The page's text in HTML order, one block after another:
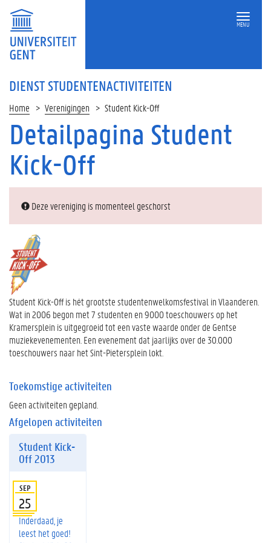
MENU
DIENST STUDENTENACTIVITEITEN
Home Verenigingen Student Kick-Off
Detailpagina Student
Kick-Off
Deze vereniging is momenteel geschorst
Student Kick-Off is hét grootste studentenwelkomsfestival in Vlaanderen.
Wat in 2006 begon met 7 studenten en 9000 toeschouwers op het
Kramersplein is uitgegroeid tot een vaste waarde onder de Gentse
muziekevenementen. Een evenement dat jaarlijks over de 30.000
toeschouwers naar het Sint-Pietersplein lokt.
Toekomstige activiteiten
Geen activiteiten gepland.
Afgelopen activiteiten
Student Kick-
Off 2013
SEP
25
Inderdaad, je
leest het goed!